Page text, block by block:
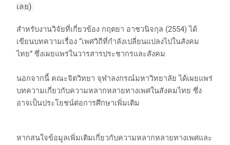
เลย)
สำหรับงานวิจัยที่เกี่ยวข้อง กฤตยา อาชวนิจกุล (2554) ได้
เขียนบทความเรื่อง “เพศวิถีที่กำลังเปลี่ยนแปลงไปในสังคม
ไทย” ซึ่งเผยแพร่ในวารสารประชากรและสังคม
นอกจากนี้ คณะจิตวิทยา จุฬาลงกรณ์มหาวิทยาลัย ได้เผยแพร่
บทความเกี่ยวกับความหลากหลายทางเพศในสังคมไทย ซึ่ง
อาจเป็นประโยชน์ต่อการศึกษาเพิ่มเติม
หากสนใจข้อมูลเพิ่มเติมเกี่ยวกับความหลากหลายทางเพศและ